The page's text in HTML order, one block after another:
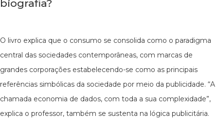
biografia?
O livro explica que o consumo se consolida como o paradigma
central das sociedades contemporâneas, com marcas de
grandes corporações estabelecendo-se como as principais
referências simbólicas da sociedade por meio da publicidade. “A
chamada economia de dados, com toda a sua complexidade”,
explica o professor, também se sustenta na lógica publicitária.